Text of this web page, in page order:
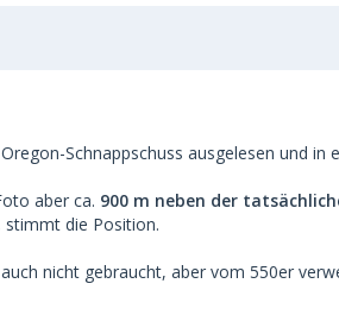
Schnappschuss ausgelesen und in
aber ca. 900 m neben der
stimmt die Position.
nicht gebraucht, aber vom 550er